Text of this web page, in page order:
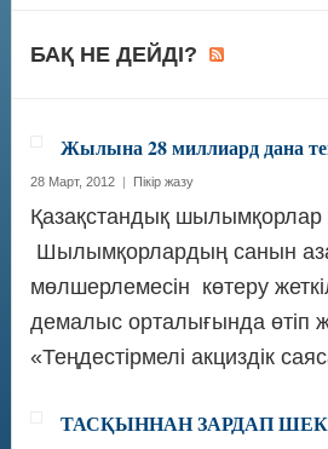
БАҚ НЕ ДЕЙДІ?
Жылына 28 миллиард дана
28 Март, 2012 | Пікір жазу
Қазақстандық
Шылымқорлардың санын
мөлшерлемесін көтеру
демалыс орталығында өтіп
«Теңдестірмелі акциздік
ТАСҚЫННАН ЗАРДАП